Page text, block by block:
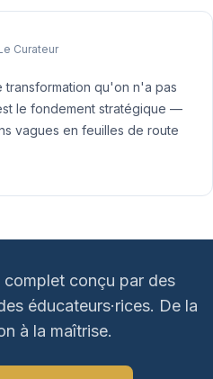
Curateur
transformation qu'on n'a pas
le fondement stratégique —
vagues en feuilles de route
conçu par des
éducateurs·rices. De la
à la maîtrise.